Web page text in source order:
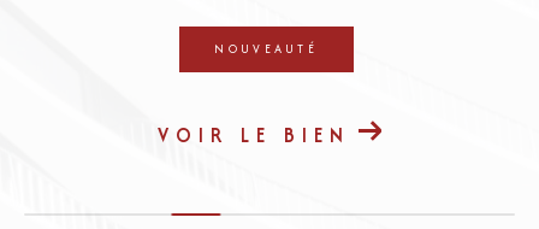
NOUVEAUTÉ
VOIR LE BIEN